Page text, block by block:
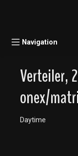
Navigation
Verteiler,
onex/
Daytime